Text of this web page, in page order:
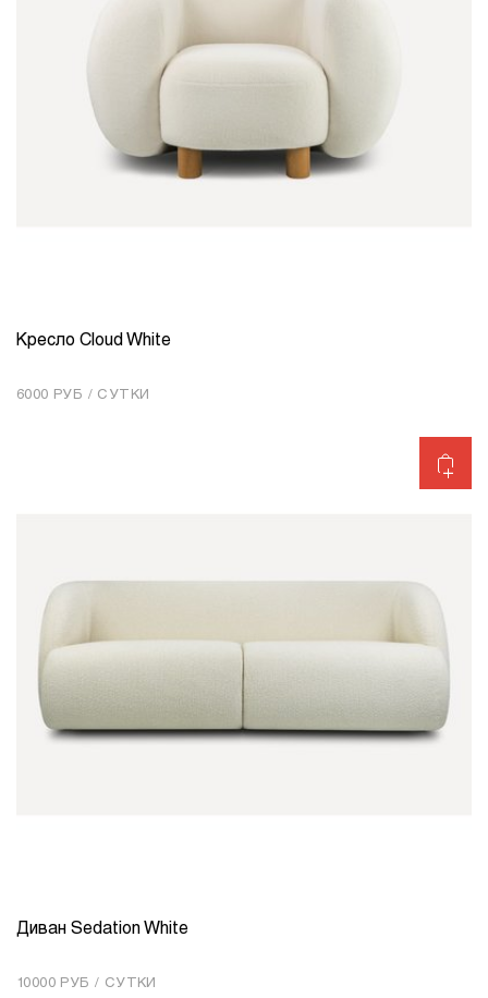
КОЛИЧЕСТВО 1
Кресло Cloud White
6000 РУБ / СУТКИ
КОЛИЧЕСТВО 1
Диван Sedation White
10000 РУБ / СУТКИ